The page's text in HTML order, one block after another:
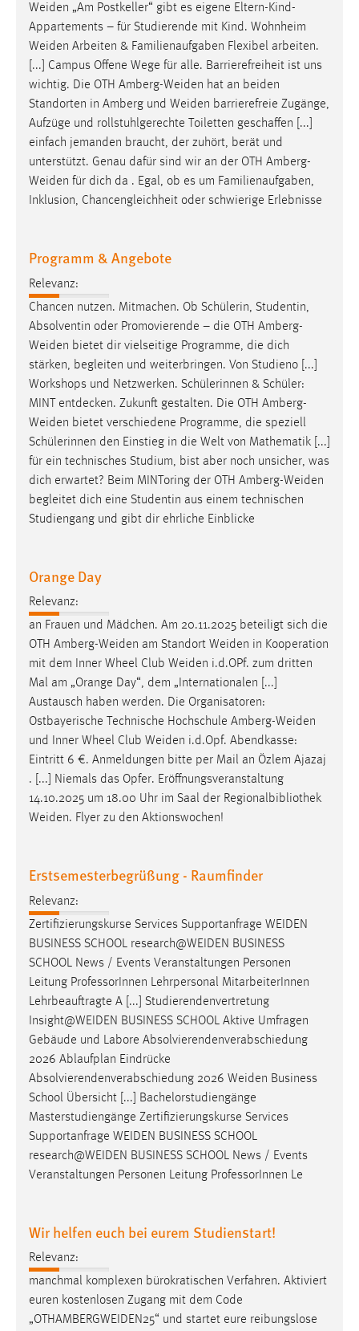
Weiden „Am Postkeller“ gibt es eigene Eltern-Kind-
Appartements – für Studierende mit Kind. Wohnheim
Weiden Arbeiten & Familienaufgaben Flexibel arbeiten.
[...] Campus Offene Wege für alle. Barrierefreiheit ist uns
wichtig. Die OTH Amberg-Weiden hat an beiden
Standorten in Amberg und Weiden barrierefreie Zugänge,
Aufzüge und rollstuhlgerechte Toiletten geschaffen [...]
einfach jemanden braucht, der zuhört, berät und
unterstützt. Genau dafür sind wir an der OTH Amberg-
Weiden für dich da . Egal, ob es um Familienaufgaben,
Inklusion, Chancengleichheit oder schwierige Erlebnisse
Programm & Angebote
Relevanz:
Chancen nutzen. Mitmachen. Ob Schülerin, Studentin,
Absolventin oder Promovierende – die OTH Amberg-
Weiden bietet dir vielseitige Programme, die dich
stärken, begleiten und weiterbringen. Von Studieno [...]
Workshops und Netzwerken. Schülerinnen & Schüler:
MINT entdecken. Zukunft gestalten. Die OTH Amberg-
Weiden bietet verschiedene Programme, die speziell
Schülerinnen den Einstieg in die Welt von Mathematik [...]
für ein technisches Studium, bist aber noch unsicher, was
dich erwartet? Beim MINToring der OTH Amberg-Weiden
begleitet dich eine Studentin aus einem technischen
Studiengang und gibt dir ehrliche Einblicke
Orange Day
Relevanz:
an Frauen und Mädchen. Am 20.11.2025 beteiligt sich die
OTH Amberg-Weiden am Standort Weiden in Kooperation
mit dem Inner Wheel Club Weiden i.d.OPf. zum dritten
Mal am „Orange Day“, dem „Internationalen [...]
Austausch haben werden. Die Organisatoren:
Ostbayerische Technische Hochschule Amberg-Weiden
und Inner Wheel Club Weiden i.d.Opf. Abendkasse:
Eintritt 6 €. Anmeldungen bitte per Mail an Özlem Ajazaj
. [...] Niemals das Opfer. Eröffnungsveranstaltung
14.10.2025 um 18.00 Uhr im Saal der Regionalbibliothek
Weiden. Flyer zu den Aktionswochen!
Erstsemesterbegrüßung - Raumfinder
Relevanz:
Zertifizierungskurse Services Supportanfrage WEIDEN
BUSINESS SCHOOL research@WEIDEN BUSINESS
SCHOOL News / Events Veranstaltungen Personen
Leitung ProfessorInnen Lehrpersonal MitarbeiterInnen
Lehrbeauftragte A [...] Studierendenvertretung
Insight@WEIDEN BUSINESS SCHOOL Aktive Umfragen
Gebäude und Labore Absolvierendenverabschiedung
2026 Ablaufplan Eindrücke
Absolvierendenverabschiedung 2026 Weiden Business
School Übersicht [...] Bachelorstudiengänge
Masterstudiengänge Zertifizierungskurse Services
Supportanfrage WEIDEN BUSINESS SCHOOL
research@WEIDEN BUSINESS SCHOOL News / Events
Veranstaltungen Personen Leitung ProfessorInnen Le
Wir helfen euch bei eurem Studienstart!
Relevanz:
manchmal komplexen bürokratischen Verfahren. Aktiviert
euren kostenlosen Zugang mit dem Code
„OTHAMBERGWEIDEN25“ und startet eure reibungslose
Conversion-Tracking
Cookie Laufzeit:
3 Monate
Facebook Pixel
Name:
_fbp
Anbieter:
Facebook
Conversion-Tracking
Cookie Laufzeit:
3 Monate
EXTERNE MEDIEN
Um Inhalte von Videoplattformen und Social Media
Plattformen anzeigen zu können, werden von diesen
externen Medien Cookies gesetzt.
YouTube
Vimeo